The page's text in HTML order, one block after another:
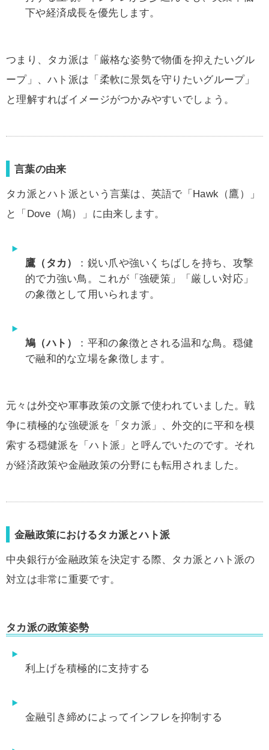
下や経済成長を優先します。
つまり、タカ派は「厳格な姿勢で物価を抑えたいグル
ープ」、ハト派は「柔軟に景気を守りたいグループ」
と理解すればイメージがつかみやすいでしょう。
言葉の由来
タカ派とハト派という言葉は、英語で「Hawk（鷹）」
と「Dove（鳩）」に由来します。
鷹（タカ）
：鋭い爪や強いくちばしを持ち、攻撃
的で力強い鳥。これが「強硬策」「厳しい対応」
の象徴として用いられます。
鳩（ハト）
：平和の象徴とされる温和な鳥。穏健
で融和的な立場を象徴します。
元々は外交や軍事政策の文脈で使われていました。戦
争に積極的な強硬派を「タカ派」、外交的に平和を模
索する穏健派を「ハト派」と呼んでいたのです。それ
が経済政策や金融政策の分野にも転用されました。
金融政策におけるタカ派とハト派
中央銀行が金融政策を決定する際、タカ派とハト派の
対立は非常に重要です。
タカ派の政策姿勢
利上げを積極的に支持する
金融引き締めによってインフレを抑制する